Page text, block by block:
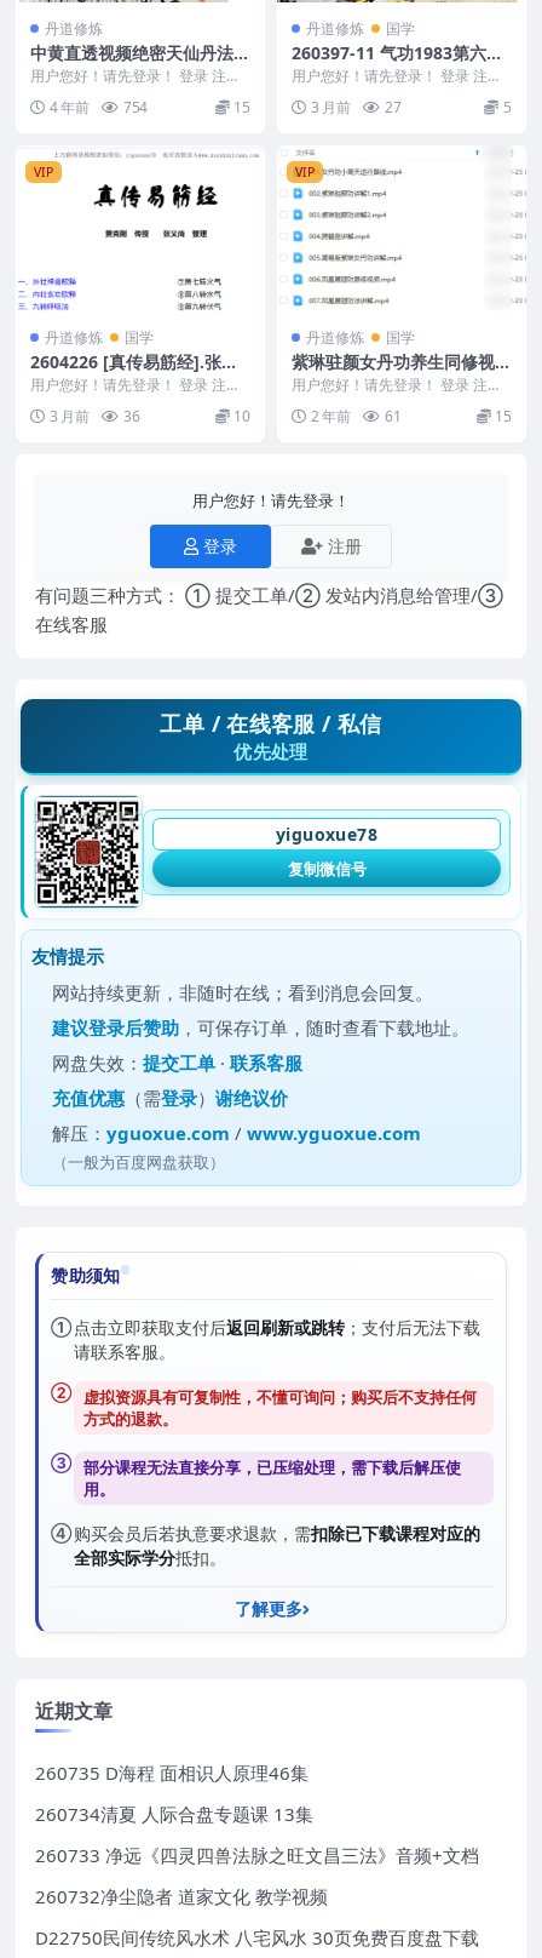
丹道修炼
中黄直透视频绝密天仙丹法之
中黄直透法诀教程 含中黄直
透法诀手印视频和中黄天仙丹
法
用户您好！请先登录！ 登录 注册
绝密天仙丹法之中黄直透法诀教程
含中黄直透法诀...
4 年前 754 15
丹道修炼 国学
260397-11 气功1983第六期.
pdf
用户您好！请先登录！ 登录 注册
气功1983第六期.pdf52 260397-...
3 月前 27 5
VIP
丹道修炼 国学
2604226 [真传易筋经].张义
尚.文字版
用户您好！请先登录！ 登录 注册
[真传易筋经].张义尚.文字版 2604
226...3 月前 36 10
VIP
丹道修炼 国学
紫琳驻颜女丹功养生同修视频
课程7集
用户您好！请先登录！ 登录 注册
紫琳驻颜女丹功养生同修视频课程
7集 24123...
2 年前 61 15
用户您好！请先登录！
登录 注册
有问题三种方式： ① 提交工单/② 发站内消息给管理/③
在线客服
工单 / 在线客服 / 私信
优先处理
yiguoxue78
复制微信号
友情提示
网站持续更新，非随时在线；看到消息会回复。
建议登录后赞助 ，可保存订单，随时查看下载地址。
网盘失效：提交工单 ·联系客服
充值优惠 （需登录）谢绝议价
解压：yguoxue.com /www.yguoxue.com
（一般为百度网盘获取）
赞助须知
①点击立即获取支付后返回刷新或跳转；支付后无法下载
请联系客服。
② 虚拟资源具有可复制性，不懂可询问；购买后不支持任何
方式的退款。
③ 部分课程无法直接分享，已压缩处理，需下载后解压使
用。
④购买会员后若执意要求退款，需扣除已下载课程对应的
全部实际学分抵扣。
了解更多
近期文章
260735 D海程 面相识人原理46集
260734清夏 人际合盘专题课 13集
260733 净远《四灵四兽法脉之旺文昌三法》音频+文档
260732净尘隐者 道家文化 教学视频
D22750民间传统风水术 八宅风水 30页免费百度盘下载